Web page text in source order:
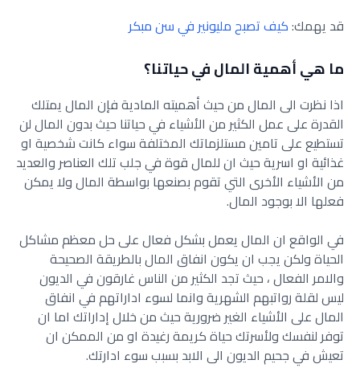
قد يهمك:كيف تصبح مليونير في سن مبكر
ما هي أهمية المال في حياتنا؟
اذا نظرت الى المال من حيث أهميته المادية فإن المال يمتلك
القدرة على عمل الكثير من الأشياء في حياتنا حيث بدون المال لن
تستطيع على تامين مستلزماتك المختلفة سواء كانت شخصية او
غذائية او اسرية حيث ان للمال قوة في جلب تلك العناصر والعديد
من الأشياء الأخرى التي تقوم بصنعها بواسطة المال ولا يمكن
فعلها الا بوجود المال.
في الواقع ان المال يعمل بشكل فعال على حل معظم مشاكل
الحياة ولكن يجب ان يكون انفاق المال بالطريقة الصحيحة
والامر الفعال ، حيث تجد الكثير من الناس غارقون في الديون
ليس لقلة رواتبهم الشهرية وانما لسوء اداراتهم في انفاق
المال على الأشياء الغير ضرورية حيث من خلال إداراتك اما ان
توفر لنفسك ولأسرتك حياة كريمة رغيدة او من الممكن ان
تعيش في جحيم الديون الى الابد بسبب سوء ادارتك.